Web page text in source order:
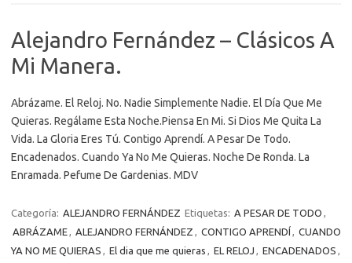
Alejandro Fernández – Clásicos A
Mi Manera.
Abrázame. El Reloj. No. Nadie Simplemente Nadie. El Día Que Me
Quieras. Regálame Esta Noche.Piensa En Mi. Si Dios Me Quita La
Vida. La Gloria Eres Tú. Contigo Aprendí. A Pesar De Todo.
Encadenados. Cuando Ya No Me Quieras. Noche De Ronda. La
Enramada. Pefume De Gardenias. MDV
Categoría: ALEJANDRO FERNÁNDEZ Etiquetas: A PESAR DE TODO ,
ABRÁZAME, ALEJANDRO FERNÁNDEZ , CONTIGO APRENDÍ , CUANDO
YA NO ME QUIERAS , El dia que me quieras , EL RELOJ , ENCADENADOS ,